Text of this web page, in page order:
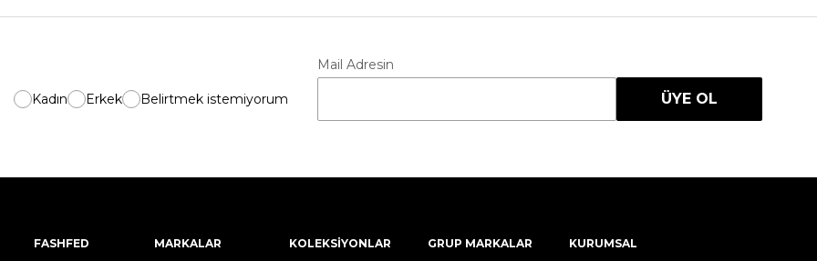
Kadın Erkek Belirtmek istemiyorum
Mail Adresin
ÜYE OL
FASHFED MARKALAR KOLEKSİYONLAR GRUP MARKALAR KURUMSAL